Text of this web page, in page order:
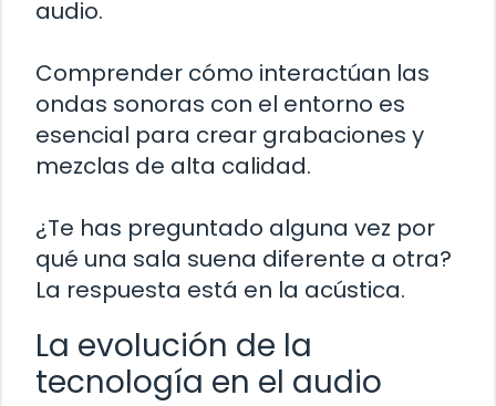
audio.
Comprender cómo interactúan las
ondas sonoras con el entorno es
esencial para crear grabaciones y
mezclas de alta calidad.
¿Te has preguntado alguna vez por
qué una sala suena diferente a otra?
La respuesta está en la acústica.
La evolución de la
tecnología en el audio